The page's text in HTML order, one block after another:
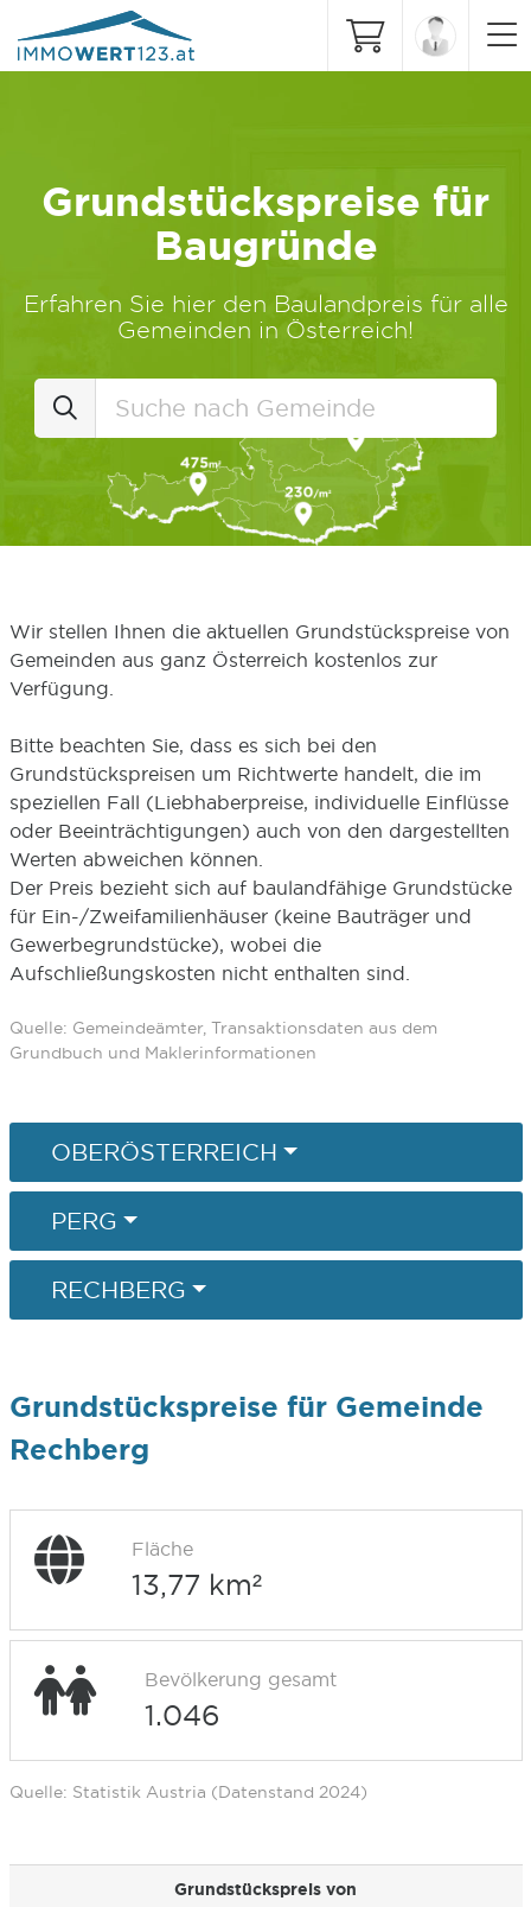
Grundstückspreise für
Baugründe
Erfahren Sie hier den Baulandpreis für alle
Gemeinden in Österreich!
Wir stellen Ihnen die aktuellen Grundstückspreise von
Gemeinden aus ganz Österreich kostenlos zur
Verfügung.
Bitte beachten Sie, dass es sich bei den
Grundstückspreisen um Richtwerte handelt, die im
speziellen Fall (Liebhaberpreise, individuelle Einflüsse
oder Beeinträchtigungen) auch von den dargestellten
Werten abweichen können.
Der Preis bezieht sich auf baulandfähige Grundstücke
für Ein-/Zweifamilienhäuser (keine Bauträger und
Gewerbegrundstücke), wobei die
Aufschließungskosten nicht enthalten sind.
Quelle: Gemeindeämter, Transaktionsdaten aus dem
Grundbuch und Maklerinformationen
OBERÖSTERREICH
PERG
RECHBERG
Grundstückspreise für Gemeinde
Rechberg
Fläche
13,77 km²
Bevölkerung gesamt
1.046
Quelle: Statistik Austria (Datenstand 2024)
Grundstückspreis von